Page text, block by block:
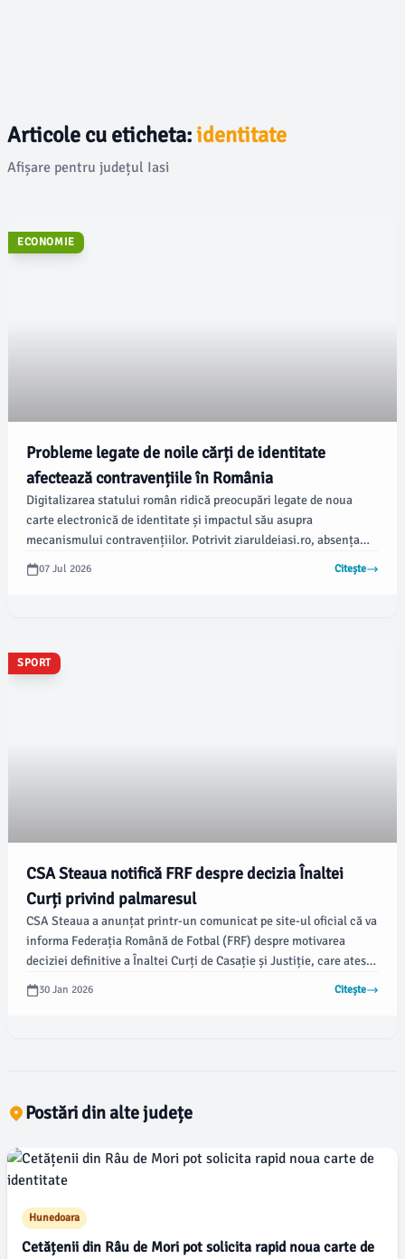
Articole cu eticheta:identitate
Afișare pentru județul Iasi
ECONOMIE
Probleme legate de noile cărți de identitate
afectează contravențiile în România
Digitalizarea statului român ridică preocupări legate de noua
carte electronică de identitate și impactul său asupra
mecanismului contravențiilor. Potrivit ziaruldeiasi.ro, absența
domiciliului de pe suportul fizic al actului generează dificultăți
juridice ce pot afecta aplicarea sancțiunilor și eficiența
07 Jul 2026 Citește
SPORT
CSA Steaua notifică FRF despre decizia Înaltei
Curți privind palmaresul
CSA Steaua a anunțat printr-un comunicat pe site-ul oficial că va
informa Federația Română de Fotbal (FRF) despre motivarea
deciziei definitive a Înaltei Curți de Casație și Justiție, care atestă
că palmaresul din perioada 1947–1998 aparține clubului.
Informația a fost relatată și de news.ro.
30 Jan 2026 Citește
Postări din alte județe
Hunedoara
Cetățenii din Râu de Mori pot solicita rapid noua carte de